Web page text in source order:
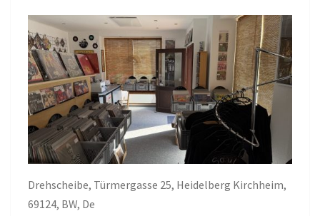
Drehscheibe, Türmergasse 25, Heidelberg Kirchheim,
69124, BW, De